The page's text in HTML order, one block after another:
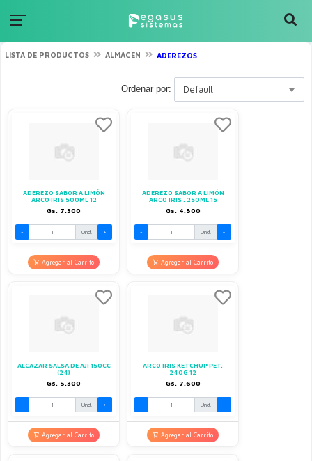
LISTA DE PRODUCTOS ALMACEN ADEREZOS
Ordenar por: Default
ADEREZO SABOR A LIMÓN
ARCO IRIS 500ML 12
Gs. 7.300
- Und. +
Agregar al Carrito
ADEREZO SABOR A LIMÓN
ARCO IRIS . 250ML 15
Gs. 4.500
- Und. +
Agregar al Carrito
ALCAZAR SALSA DE AJI 150CC
(24)
Gs. 5.300
- Und. +
Agregar al Carrito
ARCO IRIS KETCHUP PET.
240G 12
Gs. 7.600
- Und. +
Agregar al Carrito